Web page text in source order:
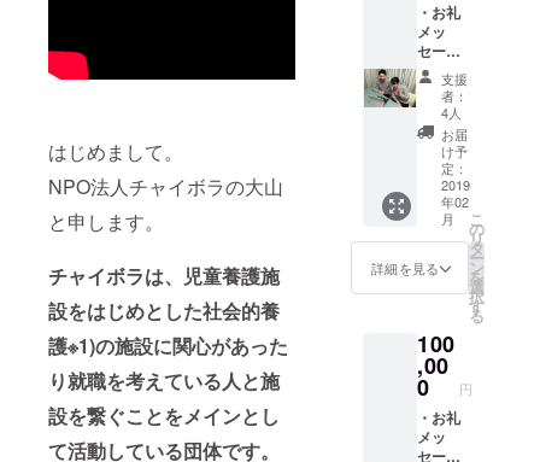
はじめまして。
NPO法人チャイボラの大山
と申します。
チャイボラは、児童養護施
設をはじめとした社会的養
護※1)の施設に関心があった
り就職を考えている人と施
設を繋ぐことをメインとし
て活動している団体です。
・お礼
メッ
セージ
動画を
お送り
しま
す。 ・
写真付
きお礼
メッ
セージ
カード
(直筆)を
お送り
するor
ビデオ
のお
礼。 ・
希望者
は作成
した
ホーム
ページ
支援
者：
4人
お届
け予
定：
2019
年02
月
詳細を見る
こ
の
リ
タ
ー
ン
を
選
択
す
る
100
,00
0 円
・お礼
メッ
セージ